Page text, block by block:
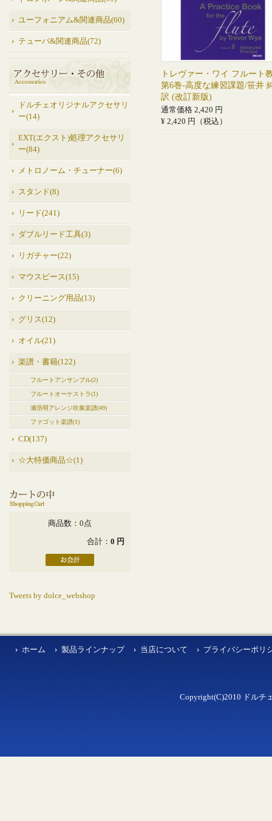
ユーフォニアム&関連商品(60)
テューバ&関連商品(72)
ドルチェオリジナルアクセサリ
ー(14)
EXT(エクスト)処理アクセサリ
ー(84)
メトロノーム・チューナー(6)
スタンド(8)
リード(241)
ダブルリード工具(3)
リガチャー(22)
マウスピース(15)
クリーニング用品(13)
グリス(12)
オイル(21)
楽譜・書籍(122)
フルートアンサンブル(2)
フルートオーケストラ(1)
瀬浩明アレンジ吹奏楽譜(49)
ファゴット楽譜(1)
CD(137)
☆大特価商品☆(1)
商品数：0点
合計： 0 円
Tweets by dolce_webshop
トレヴァー・ワイ フルート
第6巻-高度な練習課題/笹井
訳 (改訂新版)
通常価格 2,420 円
¥ 2,420 円（税込）
ホーム 製品ラインナップ 当店について プライバシーポリ
Copyright(C)2010 ドルチ